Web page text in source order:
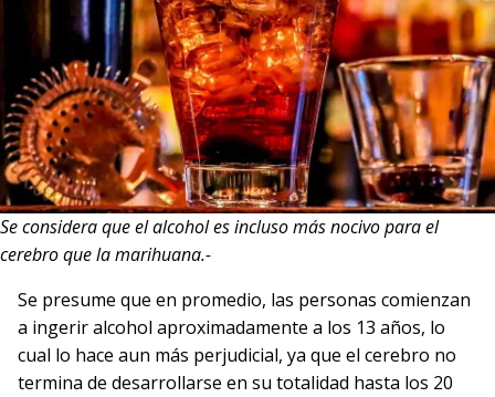
Se considera que el alcohol es incluso más nocivo para el
cerebro que la marihuana.-
Se presume que en promedio, las personas comienzan
a ingerir alcohol aproximadamente a los 13 años, lo
cual lo hace aun más perjudicial, ya que el cerebro no
termina de desarrollarse en su totalidad hasta los 20